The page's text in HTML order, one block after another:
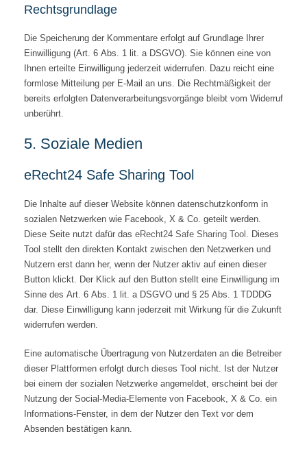
Rechtsgrundlage
Die Speicherung der Kommentare erfolgt auf Grundlage Ihrer
Einwilligung (Art. 6 Abs. 1 lit. a DSGVO). Sie können eine von
Ihnen erteilte Einwilligung jederzeit widerrufen. Dazu reicht eine
formlose Mitteilung per E-Mail an uns. Die Rechtmäßigkeit der
bereits erfolgten Datenverarbeitungsvorgänge bleibt vom Widerruf
unberührt.
5. Soziale Medien
eRecht24 Safe Sharing Tool
Die Inhalte auf dieser Website können datenschutzkonform in
sozialen Netzwerken wie Facebook, X & Co. geteilt werden.
Diese Seite nutzt dafür das eRecht24 Safe Sharing Tool . Dieses
Tool stellt den direkten Kontakt zwischen den Netzwerken und
Nutzern erst dann her, wenn der Nutzer aktiv auf einen dieser
Button klickt. Der Klick auf den Button stellt eine Einwilligung im
Sinne des Art. 6 Abs. 1 lit. a DSGVO und § 25 Abs. 1 TDDDG
dar. Diese Einwilligung kann jederzeit mit Wirkung für die Zukunft
widerrufen werden.
Eine automatische Übertragung von Nutzerdaten an die Betreiber
dieser Plattformen erfolgt durch dieses Tool nicht. Ist der Nutzer
bei einem der sozialen Netzwerke angemeldet, erscheint bei der
Nutzung der Social-Media-Elemente von Facebook, X & Co. ein
Informations-Fenster, in dem der Nutzer den Text vor dem
Absenden bestätigen kann.